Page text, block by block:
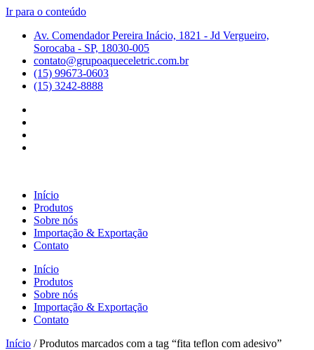
Ir para o conteúdo
Av. Comendador Pereira Inácio, 1821 - Jd Vergueiro,
Sorocaba - SP, 18030-005
contato@grupoaqueceletric.com.br
(15) 99673-0603
(15) 3242-8888
Início
Produtos
Sobre nós
Importação & Exportação
Contato
Início
Produtos
Sobre nós
Importação & Exportação
Contato
Início / Produtos marcados com a tag “fita teflon com adesivo”